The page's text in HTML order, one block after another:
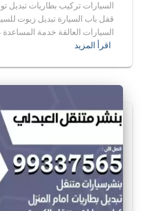
السيارات تركيب بطاريات تبديل
قفل باب السيارة تبديل زيوت
السيارات العالقة خدمة
اقرأ المزيد